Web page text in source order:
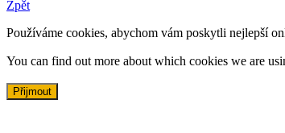
Zpět
Používáme cookies, abychom vám poskytli nejlepší
You can find out more about which cookies we are
Přijmout